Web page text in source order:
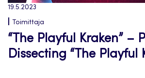
19.5.2023
Toimittaja
“The Playful Kraken” –
Dissecting “The Playful